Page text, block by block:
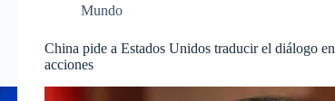
Mundo
China pide a Estados Unidos traducir el diálogo en
acciones